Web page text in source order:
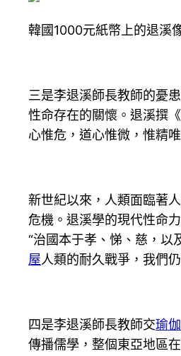
韓國1000元紙幣上的退溪
三是李退溪師長教師的憂
性命存在的關懷。退溪撰
心惟危，道心惟微，惟精
新世紀以來，人類面臨著
危機。退溪學的現代性命
“治國本于孝、悌、慈，以
屋人類的耐久戰爭，我們
四是李退溪師長教師交瑜
傳播儒學，整個東亞地區